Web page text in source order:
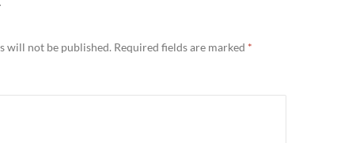
will not be published. Required fields are marked *